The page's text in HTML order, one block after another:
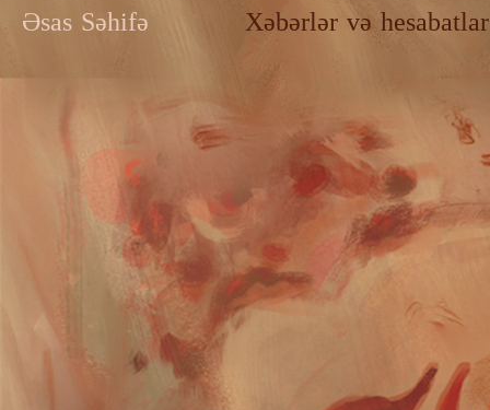
Əsas Səhifə Xəbərlər və hesabatlar